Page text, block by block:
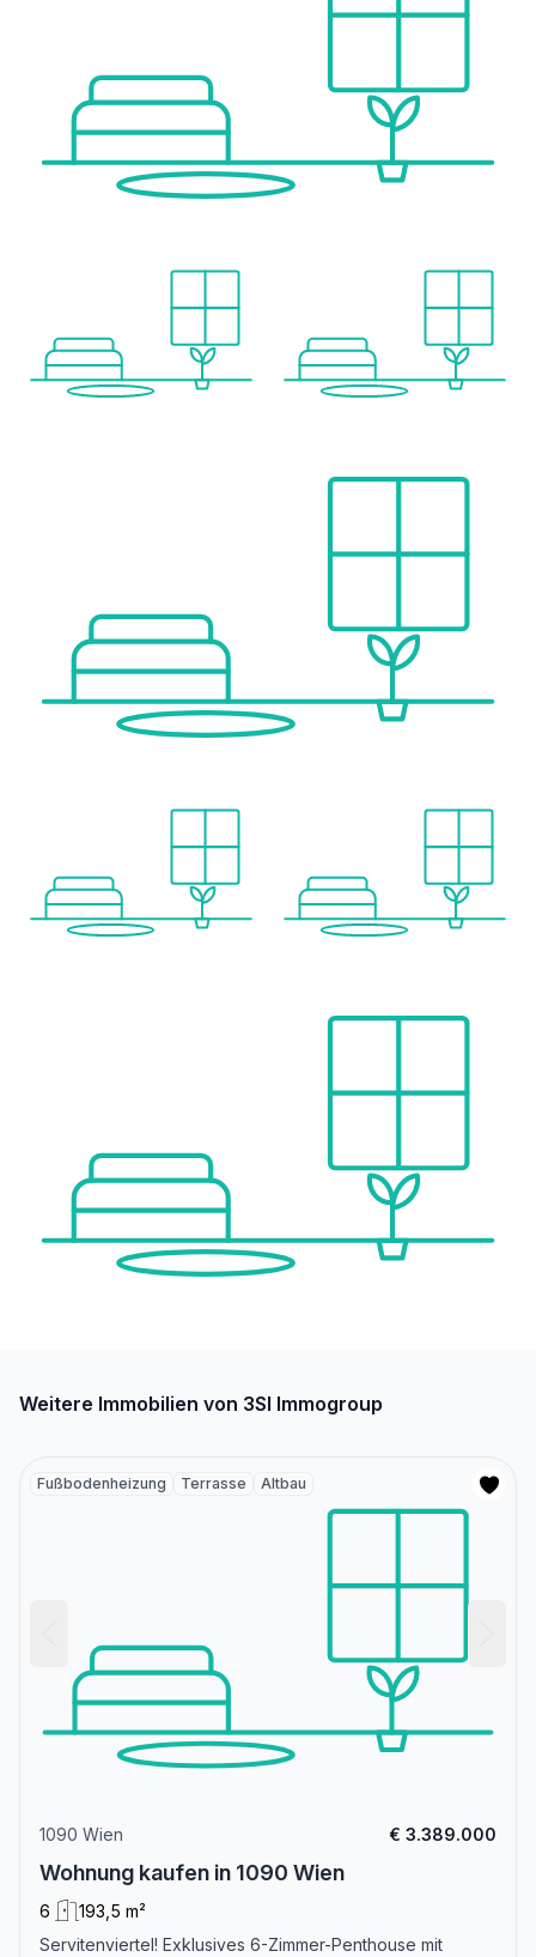
Weitere Immobilien von 3SI Immogroup
Fußbodenheizung Terrasse Altbau
1090 Wien € 3.389.000
Wohnung kaufen in 1090 Wien
6
193,5 m²
Servitenviertel! Exklusives 6-Zimmer-Penthouse mit